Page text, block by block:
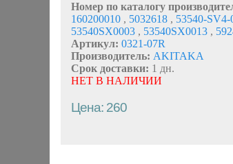
Номер по каталогу
160200010 , 5032618 , 53540-SV4-
53540SX0003 , 53540SX0013 ,
Артикул: 0321-07R
Производитель: AKITAKA
Срок доставки: 1 дн.
НЕТ В НАЛИЧИИ
Цена: 260